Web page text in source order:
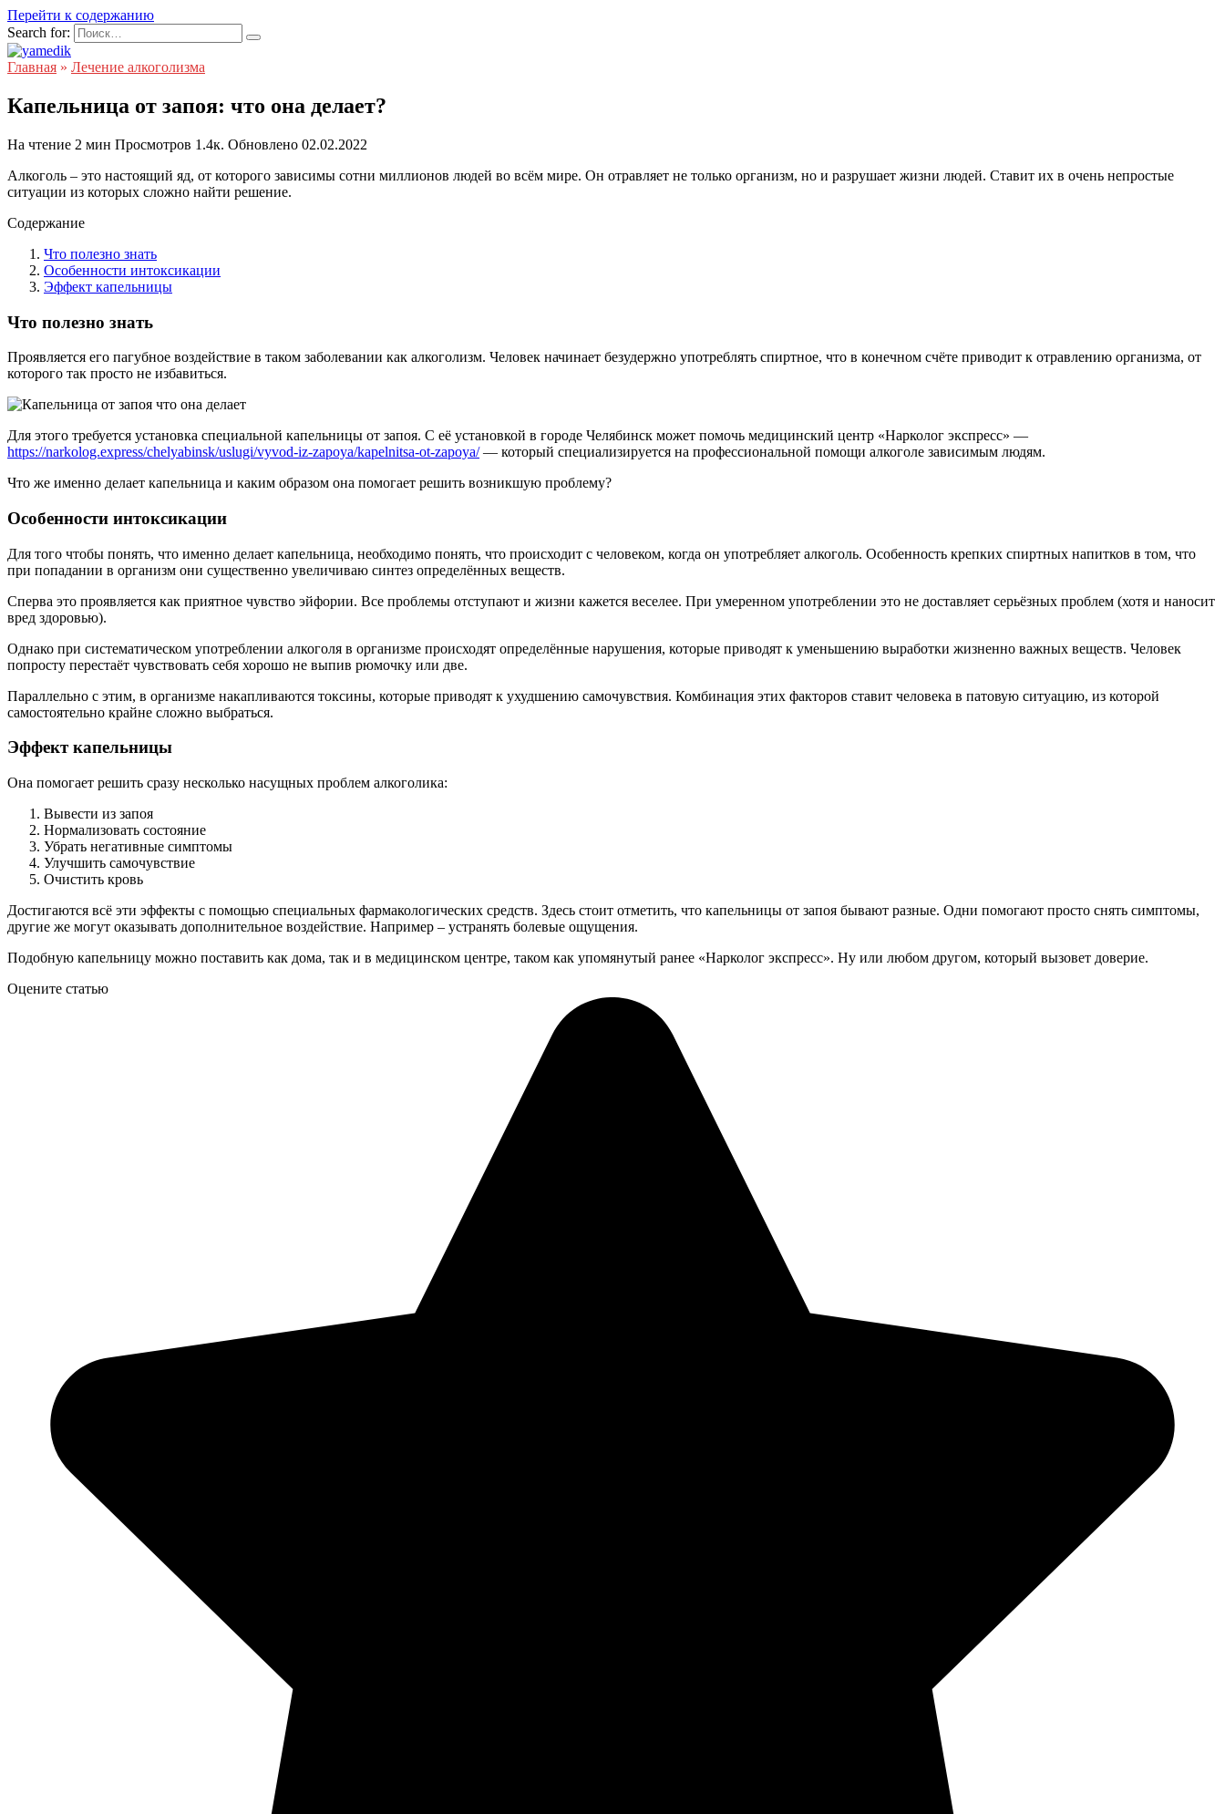
Перейти к содержанию
Search for:
Главная » Лечение алкоголизма
Капельница от запоя: что она делает?
На чтение 2 мин Просмотров 1.4к. Обновлено 02.02.2022
Алкоголь – это настоящий яд, от которого зависимы сотни миллионов людей во всём мире. Он отравляет не только организм, но и разрушает жизни людей. Ставит их в очень непростые
ситуации из которых сложно найти решение.
Содержание
Что полезно знать
Особенности интоксикации
Эффект капельницы
Что полезно знать
Проявляется его пагубное воздействие в таком заболевании как алкоголизм. Человек начинает безудержно употреблять спиртное, что в конечном счёте приводит к отравлению организма, от
которого так просто не избавиться.
Для этого требуется установка специальной капельницы от запоя. С её установкой в городе Челябинск может помочь медицинский центр «Нарколог экспресс» —
https://narkolog.express/chelyabinsk/uslugi/vyvod-iz-zapoya/kapelnitsa-ot-zapoya/— который специализируется на профессиональной помощи алкоголе зависимым людям.
Что же именно делает капельница и каким образом она помогает решить возникшую проблему?
Особенности интоксикации
Для того чтобы понять, что именно делает капельница, необходимо понять, что происходит с человеком, когда он употребляет алкоголь. Особенность крепких спиртных напитков в том, что
при попадании в организм они существенно увеличиваю синтез определённых веществ.
Сперва это проявляется как приятное чувство эйфории. Все проблемы отступают и жизни кажется веселее. При умеренном употреблении это не доставляет серьёзных проблем (хотя и наносит
вред здоровью).
Однако при систематическом употреблении алкоголя в организме происходят определённые нарушения, которые приводят к уменьшению выработки жизненно важных веществ. Человек
попросту перестаёт чувствовать себя хорошо не выпив рюмочку или две.
Параллельно с этим, в организме накапливаются токсины, которые приводят к ухудшению самочувствия. Комбинация этих факторов ставит человека в патовую ситуацию, из которой
самостоятельно крайне сложно выбраться.
Эффект капельницы
Она помогает решить сразу несколько насущных проблем алкоголика:
Вывести из запоя
Нормализовать состояние
Убрать негативные симптомы
Улучшить самочувствие
Очистить кровь
Достигаются всё эти эффекты с помощью специальных фармакологических средств. Здесь стоит отметить, что капельницы от запоя бывают разные. Одни помогают просто снять симптомы,
другие же могут оказывать дополнительное воздействие. Например – устранять болевые ощущения.
Подобную капельницу можно поставить как дома, так и в медицинском центре, таком как упомянутый ранее «Нарколог экспресс». Ну или любом другом, который вызовет доверие.
Оцените статью